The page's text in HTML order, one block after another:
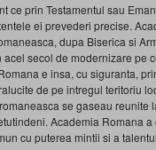
ce prin Testamentul sau
ei prevederi precise.
dupa Biserica si
secol de modernizare pe
e insa, cu siguranta,
de pe intregul teritoriu
se gaseau reunite
Academia Romana
cu puterea mintii si a